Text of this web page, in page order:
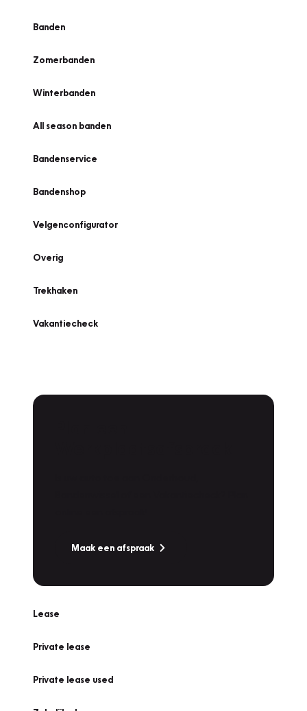
Banden
Zomerbanden
Winterbanden
All season banden
Bandenservice
Bandenshop
Velgenconfigurator
Overig
Trekhaken
Vakantiecheck
Maak een afspraak
Lease
Private lease
Private lease used